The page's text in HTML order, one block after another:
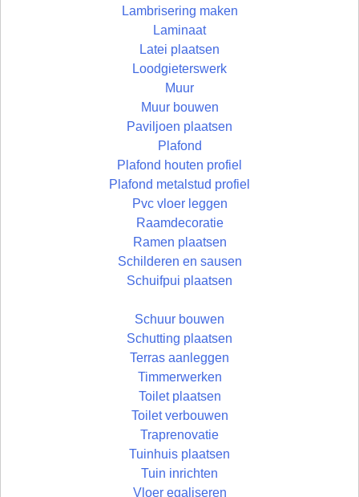
Lambrisering maken
Laminaat
Latei plaatsen
Loodgieterswerk
Muur
Muur bouwen
Paviljoen plaatsen
Plafond
Plafond houten profiel
Plafond metalstud profiel
Pvc vloer leggen
Raamdecoratie
Ramen plaatsen
Schilderen en sausen
Schuifpui plaatsen
Schuur bouwen
Schutting plaatsen
Terras aanleggen
Timmerwerken
Toilet plaatsen
Toilet verbouwen
Traprenovatie
Tuinhuis plaatsen
Tuin inrichten
Vloer egaliseren